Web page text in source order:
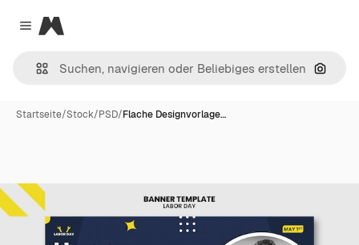
Close menu
Magnific
Nach
Startseite/Stock/PSD/Flache Designvorlage…